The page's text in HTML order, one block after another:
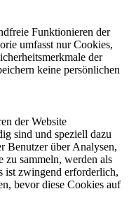
Funktionieren der
umfasst nur Cookies,
der
keine persönlichen
der Website
sind und speziell dazu
Benutzer über Analysen,
zu sammeln, werden als
ist zwingend erforderlich,
bevor diese Cookies auf